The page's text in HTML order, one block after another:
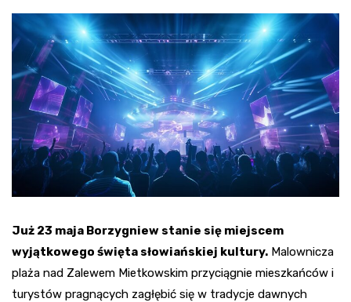
Już 23 maja Borzygniew stanie się miejscem
wyjątkowego święta słowiańskiej kultury. Malownicza
plaża nad Zalewem Mietkowskim przyciągnie mieszkańców i
turystów pragnących zagłębić się w tradycje dawnych